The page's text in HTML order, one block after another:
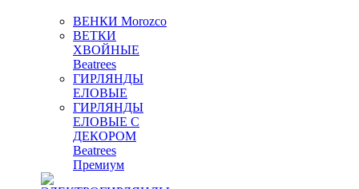
ВЕНКИ Morozco
ВЕТКИ
ХВОЙНЫЕ
Beatrees
ГИРЛЯНДЫ
ЕЛОВЫЕ
ГИРЛЯНДЫ
ЕЛОВЫЕ С
ДЕКОРОМ
Beatrees
Премиум